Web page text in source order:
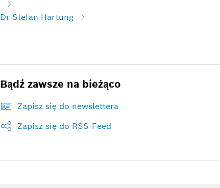
Dr Stefan Hartung
Bądź zawsze na bieżąco
Zapisz się do newslettera
Zapisz się do RSS-Feed